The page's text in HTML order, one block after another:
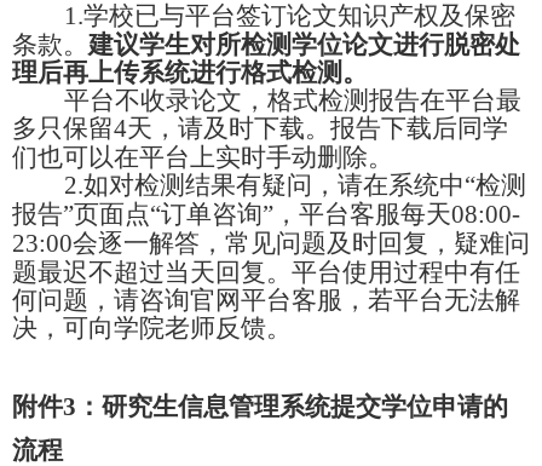
1.学校已与平台签订论文知识产权及保密
条款。 建议学生对所检测学位论文进行脱密处
理后再上传系统进行格式检测。
平台不收录论文，格式检测报告在平台最
多只保留4天，请及时下载。报告下载后同学
们也可以在平台上实时手动删除。
2.如对检测结果有疑问，请在系统中“检测
报告”页面点“订单咨询”，平台客服每天08:00-
23:00会逐一解答，常见问题及时回复，疑难问
题最迟不超过当天回复。平台使用过程中有任
何问题，请咨询官网平台客服，若平台无法解
决，可向学院老师反馈。
附件3 ：研究生信息管理系统提交学位申请的
流程